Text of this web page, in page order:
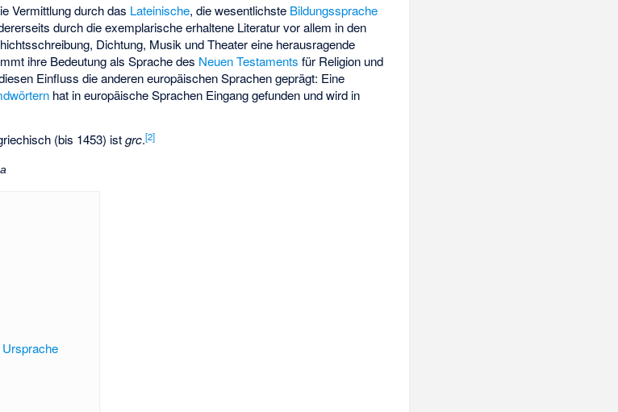
Vermittlung durch das Lateinische, die wesentlichste Bildungssprache
durch die exemplarische erhaltene Literatur vor allem in den
Dichtung, Musik und Theater eine herausragende
ihre Bedeutung als Sprache des Neuen Testaments für Religion und
Einfluss die anderen europäischen Sprachen geprägt: Eine
hat in europäische Sprachen Eingang gefunden und wird in
(bis 1453) istgrc.[2]